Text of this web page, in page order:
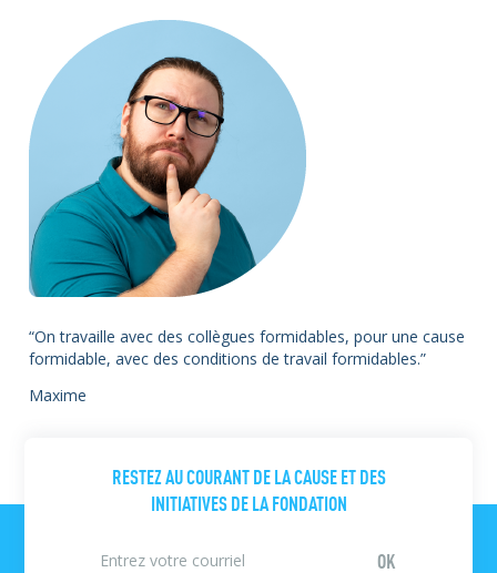
“On travaille avec des collègues formidables, pour une cause
formidable, avec des conditions de travail formidables.”
Maxime
RESTEZ AU COURANT DE LA CAUSE ET DES
INITIATIVES DE LA FONDATION